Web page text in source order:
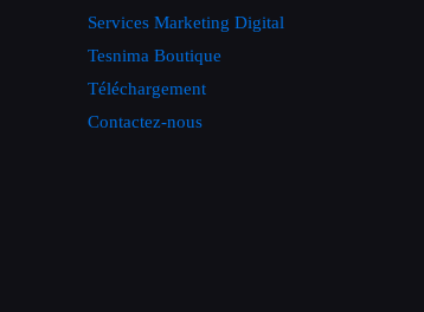
Services Marketing Digital
Tesnima Boutique
Téléchargement
Contactez-nous